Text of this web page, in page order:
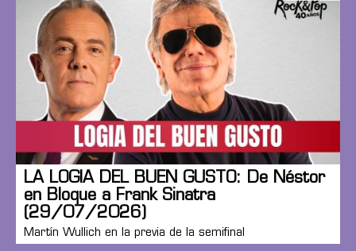
LA LOGIA DEL BUEN GUSTO: De Néstor
en Bloque a Frank Sinatra
(29/07/2026)
Martín Wullich en la previa de la semifinal